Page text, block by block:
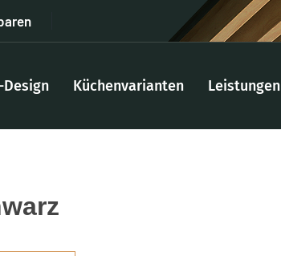
Design Küchenvarianten Leistungen